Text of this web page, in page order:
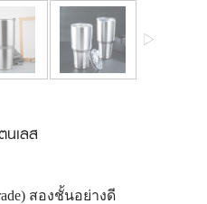
นเลส
สองชั้นอย่างดี